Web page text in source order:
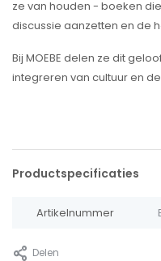
ze van houden - boeken
discussie aanzetten en de
Bij MOEBE delen ze dit
integreren van cultuur en
Productspecificaties
Artikelnummer
Delen